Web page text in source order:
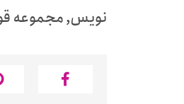
نویس,مجموعه